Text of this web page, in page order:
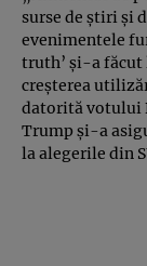
surse de ştiri şi
evenimentele
truth’ şi-a făcut
creşterea
datorită votului
Trump şi-a
la alegerile din